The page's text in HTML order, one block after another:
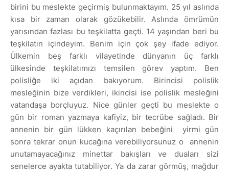
birini bu meslekte geçirmiş bulunmaktayım. 25 yıl aslında
kısa bir zaman olarak gözükebilir. Aslında ömrümün
yarısından fazlası bu teşkilatta geçti. 14 yaşından beri bu
teşkilatın içindeyim. Benim için çok şey ifade ediyor.
Ülkemin beş farklı vilayetinde dünyanın üç farklı
ülkesinde teşkilatımızı temsilen görev yaptım. Ben
polisliğe iki açıdan bakıyorum. Birincisi polislik
mesleğinin bize verdikleri, ikincisi ise polislik mesleğini
vatandaşa borçluyuz. Nice günler geçti bu meslekte o
gün bir roman yazmaya kafiyiz, bir tecrübe sağladı. Bir
annenin bir gün lükken kaçırılan bebeğini
yirmi gün
sonra tekrar onun kucağına verebiliyorsunuz o
annenin
unutamayacağınız minettar bakışları ve duaları sizi
senelerce ayakta tutabiliyor. Ya da zarar görmüş, mağdur